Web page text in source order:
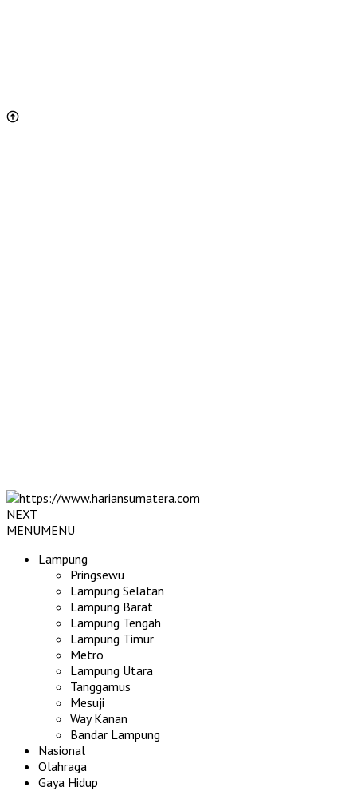
NEXT
MENUMENU
Lampung
Pringsewu
Lampung Selatan
Lampung Barat
Lampung Tengah
Lampung Timur
Metro
Lampung Utara
Tanggamus
Mesuji
Way Kanan
Bandar Lampung
Nasional
Olahraga
Gaya Hidup